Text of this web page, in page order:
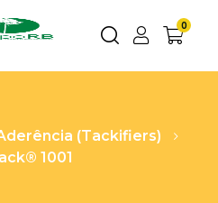
0
(Tackifiers)
1001